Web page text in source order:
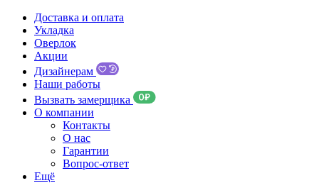
Доставка и оплата
Укладка
Оверлок
Акции
Дизайнерам
Наши работы
Вызвать замерщика
О компании
Контакты
О нас
Гарантии
Вопрос-ответ
Ещё